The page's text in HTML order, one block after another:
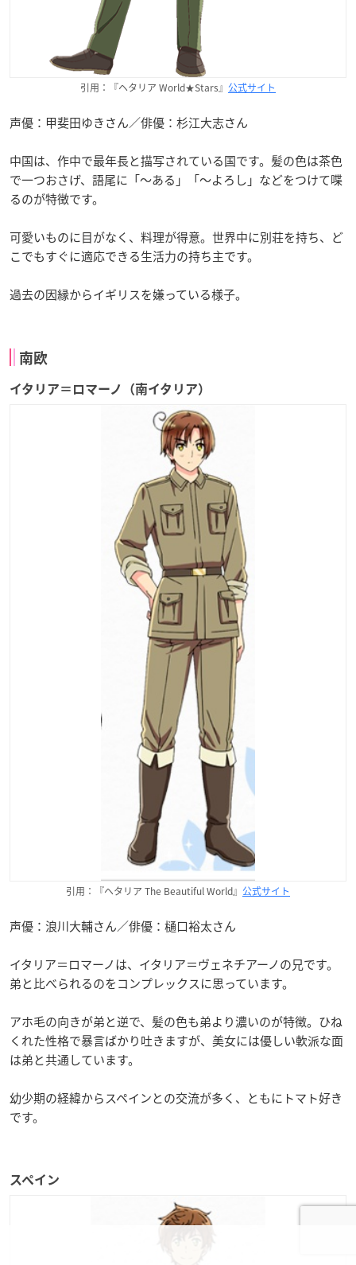
引用：『ヘタリア World★Stars』 公式サイト
声優：甲斐田ゆきさん／俳優：杉江大志さん
中国は、作中で最年長と描写されている国です。髪の色は茶色
で一つおさげ、語尾に「〜ある」「〜よろし」などをつけて喋
るのが特徴です。
可愛いものに目がなく、料理が得意。世界中に別荘を持ち、ど
こでもすぐに適応できる生活力の持ち主です。
過去の因縁からイギリスを嫌っている様子。
南欧
イタリア＝ロマーノ（南イタリア）
引用：『ヘタリア The Beautiful World』 公式サイト
声優：浪川大輔さん／俳優：樋口裕太さん
イタリア＝ロマーノは、イタリア＝ヴェネチアーノの兄です。
弟と比べられるのをコンプレックスに思っています。
アホ毛の向きが弟と逆で、髪の色も弟より濃いのが特徴。ひね
くれた性格で暴言ばかり吐きますが、美女には優しい軟派な面
は弟と共通しています。
幼少期の経緯からスペインとの交流が多く、ともにトマト好き
です。
スペイン